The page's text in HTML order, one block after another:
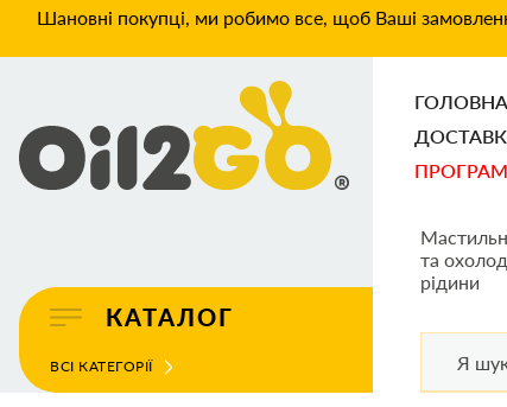
Шановні покупці, ми робимо все, щоб Ваші
КАТАЛОГ
ВСІ КАТЕГОРІЇ
ГОЛОВНА
та
рідини